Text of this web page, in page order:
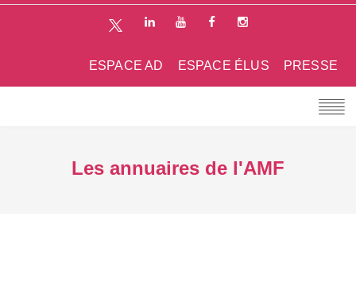
PRESSE
ESPACE ÉLUS
ESPACE AD
Les annuaires de l'AMF